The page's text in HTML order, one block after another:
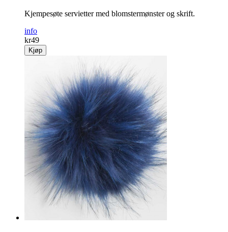
Kjempesøte servietter med blomstermønster og skrift.
info
kr49
Kjøp